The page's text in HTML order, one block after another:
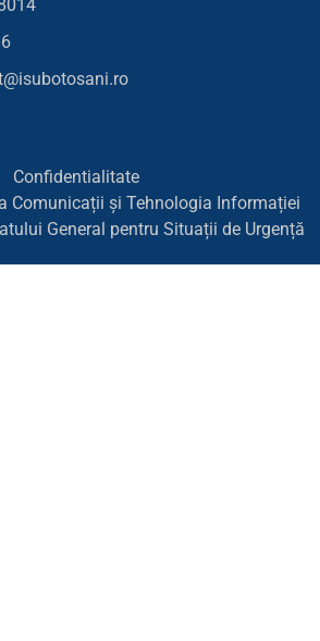
Confidentialitate
Comunicații și Tehnologia Informației
General pentru Situații de Urgență